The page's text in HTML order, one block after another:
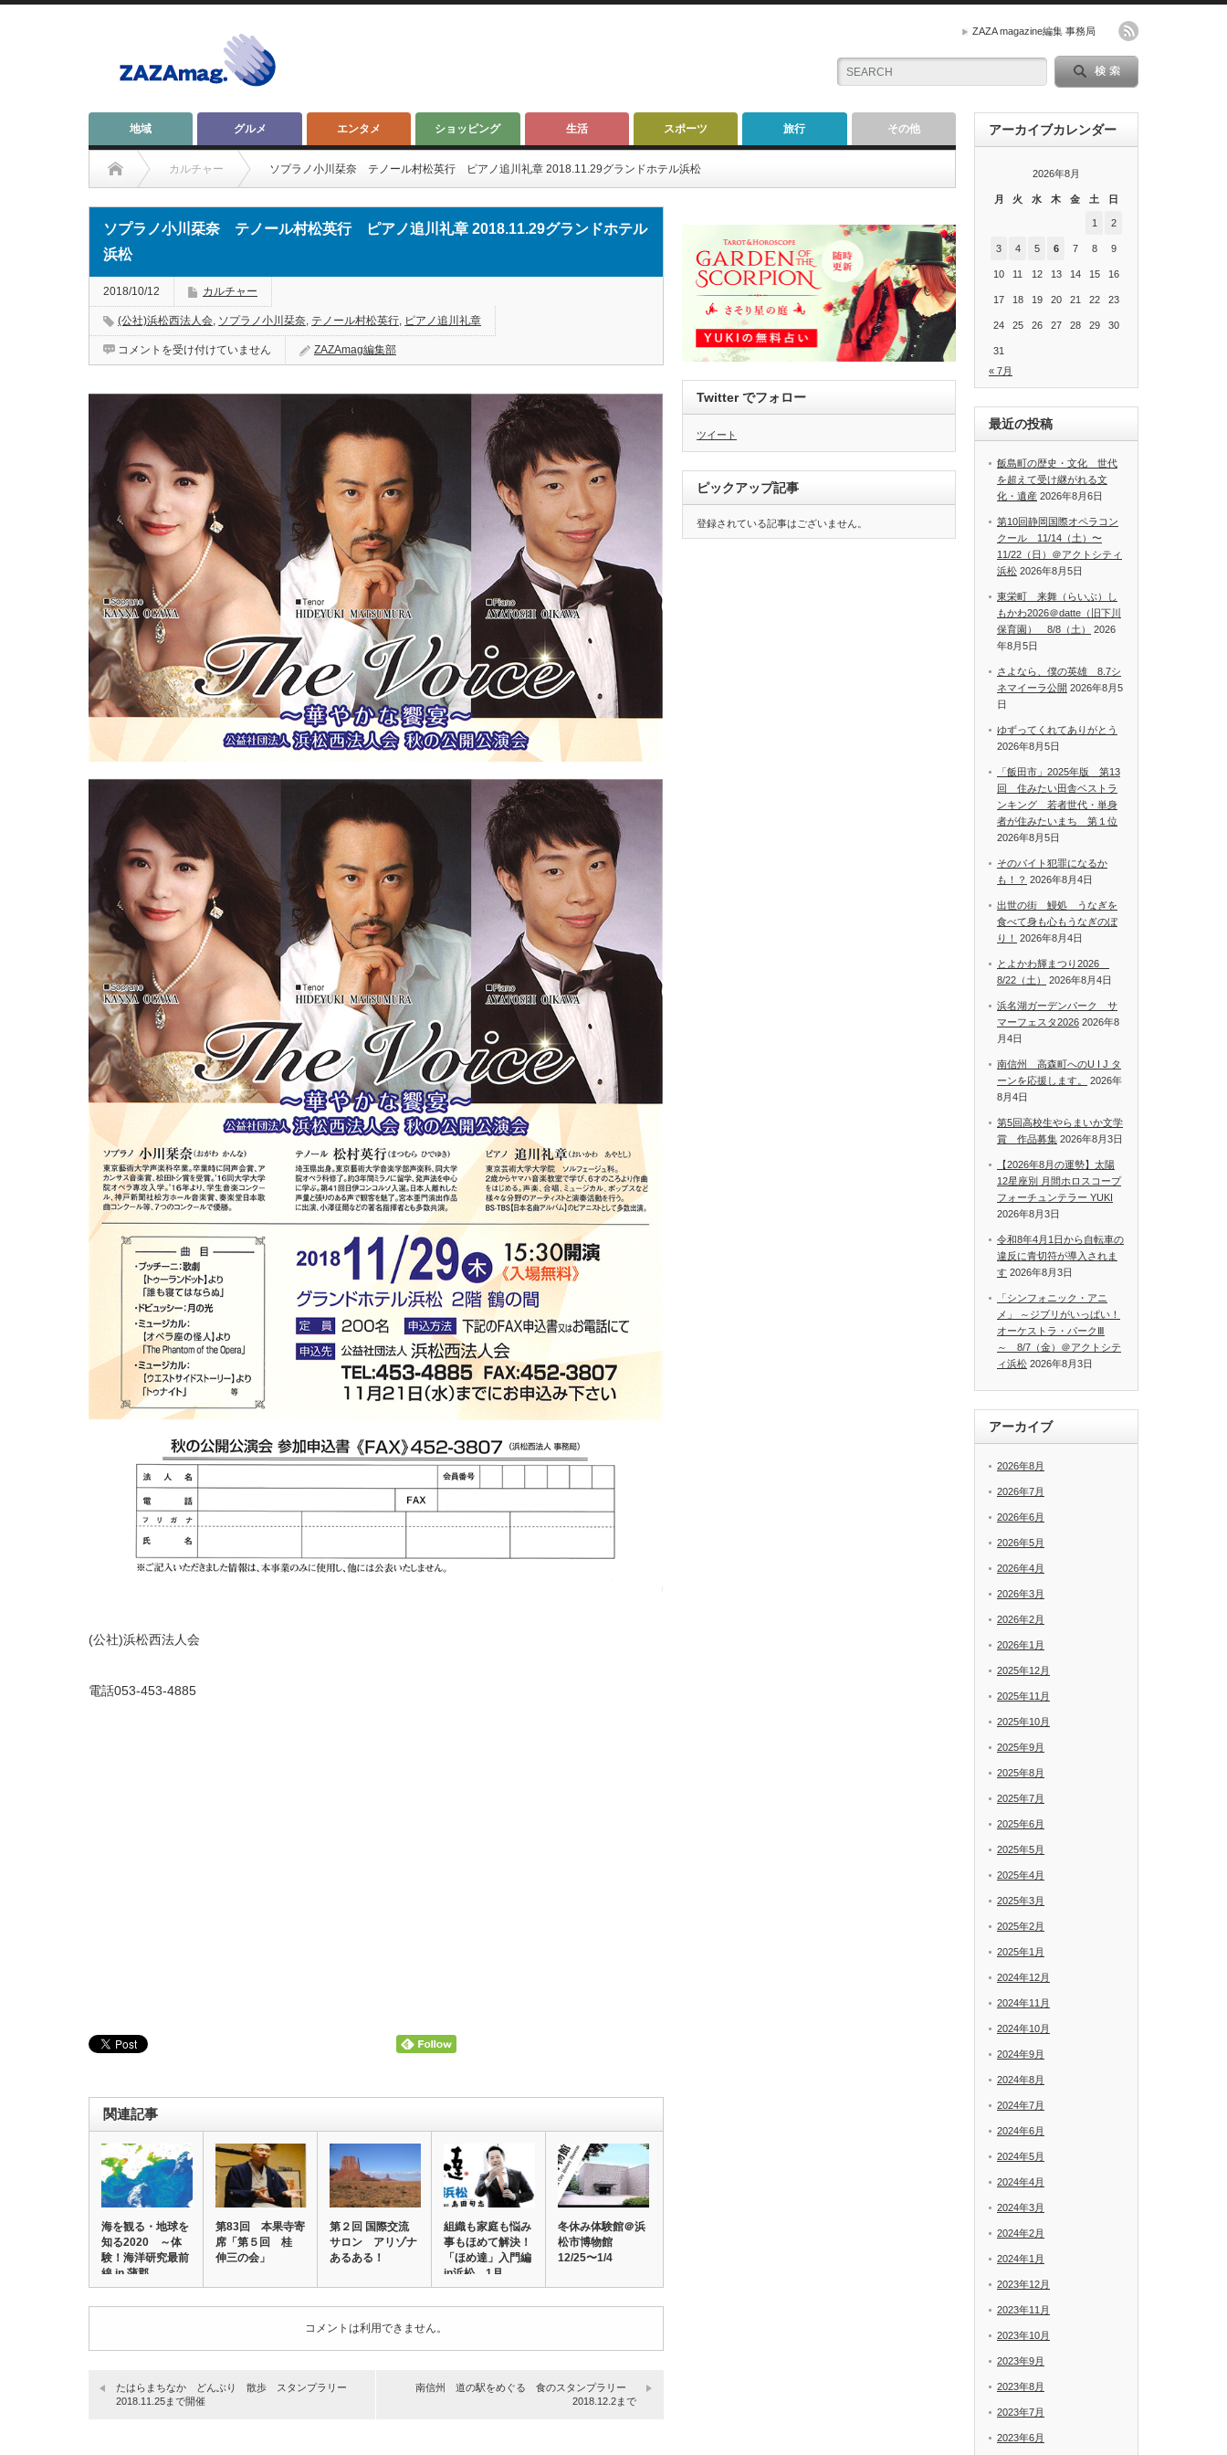
ZAZA magazine編集 事務局
地域 グルメ エンタメ ショッピング 生活 スポーツ 旅行 その他
カルチャー ソプラノ小川栞奈 テノール村松英行 ピアノ追川礼章 2018.11.29グランドホテル浜松
ソプラノ小川栞奈 テノール村松英行 ピアノ追川礼章 2018.11.29グランドホテル
浜松
2018/10/12 カルチャー
(公社)浜松西法人会, ソプラノ小川栞奈, テノール村松英行, ピアノ追川礼章
ソ
小
栞
奈
ル
村
英
行
ピ
ア
追
川
礼
章
2018.11.29
グ
ラ
ン
ド
ホ
テ
ル
浜
松
は
コメントを受け付けていません ZAZAmag編集部
(公社)浜松西法人会
電話053-453-4885
関連記事
海を観る・地球を
知る2020 ～体
験！海洋研究最前
線 in 蒲郡…
第83回 本果寺寄
席「第５回 桂
伸三の会」
第２回 国際交流
サロン アリゾナ
あるある！
組織も家庭も悩み
事もほめて解決！
「ほめ達」入門編
in浜松 1月
冬休み体験館＠浜
松市博物館
12/25〜1/4
コメントは利用できません。
たはらまちなか どんぶり 散歩 スタンプラリー
2018.11.25まで開催
南信州 道の駅をめぐる 食のスタンプラリー
2018.12.2まで
Twitter でフォロー
ツイート
ピックアップ記事
登録されている記事はございません。
アーカイブカレンダー
2026年8月
月 火 水 木 金 土 日
1 2
3 4 5 6 7 8 9
10 11 12 13 14 15 16
17 18 19 20 21 22 23
24 25 26 27 28 29 30
31
« 7月
最近の投稿
飯島町の歴史・文化 世代
を超えて受け継がれる文
化・遺産 2026年8月6日
第10回静岡国際オペラコン
クール 11/14（土）〜
11/22（日）＠アクトシティ
浜松 2026年8月5日
東栄町 来舞（らいぶ）し
もかわ2026＠datte（旧下川
保育園） 8/8（土）
2026
年8月5日
さよなら、僕の英雄 8.7シ
ネマイーラ公開 2026年8月5
日
ゆずってくれてありがとう
2026年8月5日
「飯田市」2025年版 第13
回 住みたい田舎ベストラ
ンキング 若者世代・単身
者が住みたいまち 第１位
2026年8月5日
そのバイト犯罪になるか
も！？ 2026年8月4日
出世の街 鰻処 うなぎを
食べて身も心もうなぎのぼ
り！
2026年8月4日
とよかわ輝まつり2026
8/22（土）
2026年8月4日
浜名湖ガーデンパーク サ
マーフェスタ2026 2026年8
月4日
南信州 高森町へのU I J タ
ーンを応援します。
2026年
8月4日
第5回高校生やらまいか文学
賞 作品募集 2026年8月3日
【2026年8月の運勢】太陽
12星座別 月間ホロスコープ
フォーチュンテラー YUKI
2026年8月3日
令和8年4月1日から自転車の
違反に青切符が導入されま
す 2026年8月3日
「シンフォニック・アニ
メ」 ～ジブリがいっぱい！
オーケストラ・パークⅢ
～ 8/7（金）＠アクトシテ
ィ浜松 2026年8月3日
アーカイブ
2026年8月
2026年7月
2026年6月
2026年5月
2026年4月
2026年3月
2026年2月
2026年1月
2025年12月
2025年11月
2025年10月
2025年9月
2025年8月
2025年7月
2025年6月
2025年5月
2025年4月
2025年3月
2025年2月
2025年1月
2024年12月
2024年11月
2024年10月
2024年9月
2024年8月
2024年7月
2024年6月
2024年5月
2024年4月
2024年3月
2024年2月
2024年1月
2023年12月
2023年11月
2023年10月
2023年9月
2023年8月
2023年7月
2023年6月